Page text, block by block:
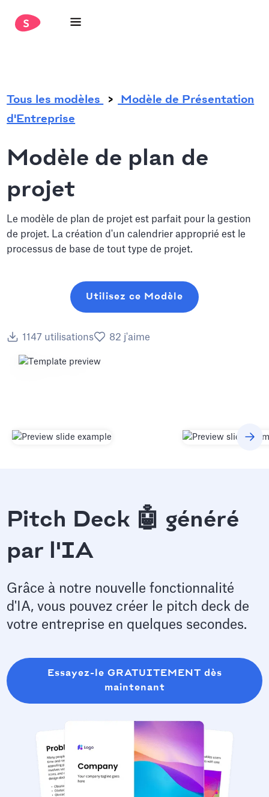
Tous les modèles
Modèle de Présentation
d'Entreprise
Modèle de plan de
projet
Le modèle de plan de projet est parfait pour la gestion
de projet. La création d'un calendrier approprié est le
processus de base de tout type de projet.
Utilisez ce Modèle
1147 utilisations 82 j'aime
Pitch Deck 🤖 généré
par l'IA
Grâce à notre nouvelle fonctionnalité
d'IA, vous pouvez créer le pitch deck de
votre entreprise en quelques secondes.
Essayez-le GRATUITEMENT dès
maintenant